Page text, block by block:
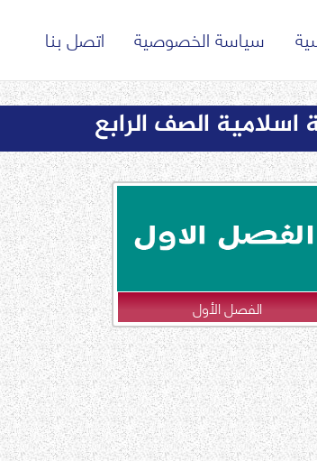
سياسة الخصوصية اتصل بنا
اسلامية الصف الرابع
الفصل الأول